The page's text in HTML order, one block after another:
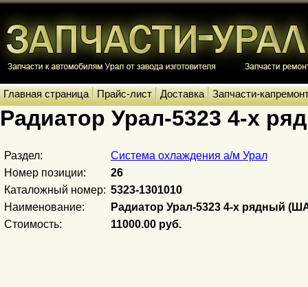
Главная страница Прайс-лист Доставка Запчасти-
Радиатор Урал-5323 4-х
Раздел:
Система охлаждения а/м Урал
Номер позиции:
26
Каталожный номер: 5323-1301010
Наименование:
Радиатор Урал-5323 4-х рядный
Стоимость:
11000.00 руб.